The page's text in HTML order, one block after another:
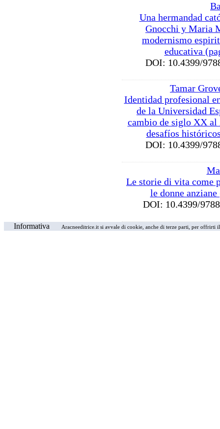
Una hermandad
Gnocchi y Maria
modernismo
educativa
DOI: 10.4399/
Tamar
Identidad profesional
de la Universidad
cambio de siglo XX
desafíos
DOI: 10.4399/
Le storie di vita come
le donne
DOI: 10.4399/
Informativa Aracneeditrice.it si avvale di cookie, anche di terze parti, per